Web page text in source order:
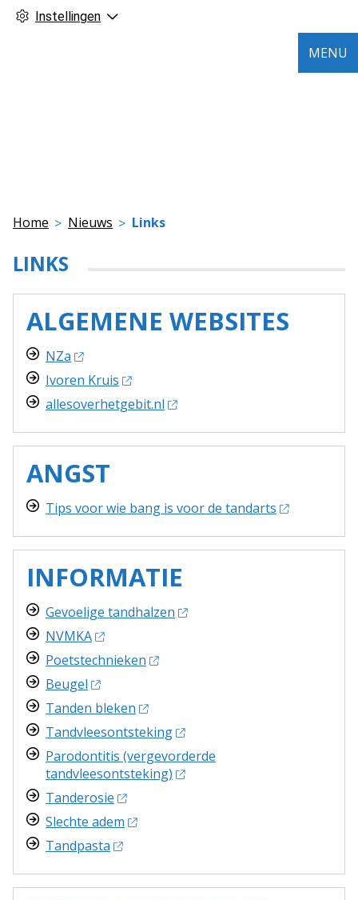
Instellingen
MENU
Home Nieuws Links
LINKS
ALGEMENE WEBSITES
NZa
Ivoren Kruis
allesoverhetgebit.nl
ANGST
Tips voor wie bang is voor de tandarts
INFORMATIE
Gevoelige tandhalzen
NVMKA
Poetstechnieken
Beugel
Tanden bleken
Tandvleesontsteking
Parodontitis (vergevorderde
tandvleesontsteking)
Tanderosie
Slechte adem
Tandpasta